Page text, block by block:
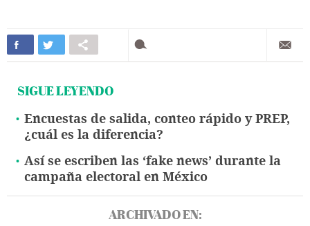
SIGUE LEYENDO
Encuestas de salida, conteo rápido y PREP,
¿cuál es la diferencia?
Así se escriben las ‘fake news’ durante la
campaña electoral en México
ARCHIVADO EN: